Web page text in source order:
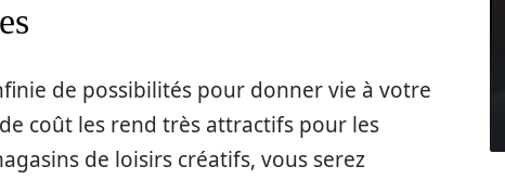
de possibilités pour donner vie à votre
coût les rend très attractifs pour les
de loisirs créatifs, vous serez